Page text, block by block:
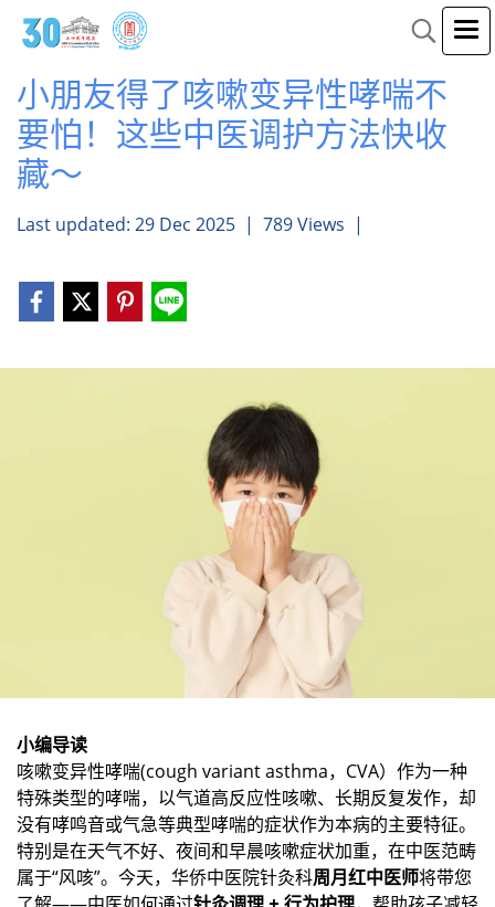
小朋友得了咳嗽变异性哮喘不
要怕！这些中医调护方法快收
藏～
Last updated: 29 Dec 2025 | 789 Views |
小编导读
咳嗽变异性哮喘(cough variant asthma，CVA）作为一种
特殊类型的哮喘，以气道高反应性咳嗽、长期反复发作，却
没有哮鸣音或气急等典型哮喘的症状作为本病的主要特征。
特别是在天气不好、夜间和早晨咳嗽症状加重，在中医范畴
属于“风咳”。今天，华侨中医院针灸科周月红中医师将带您